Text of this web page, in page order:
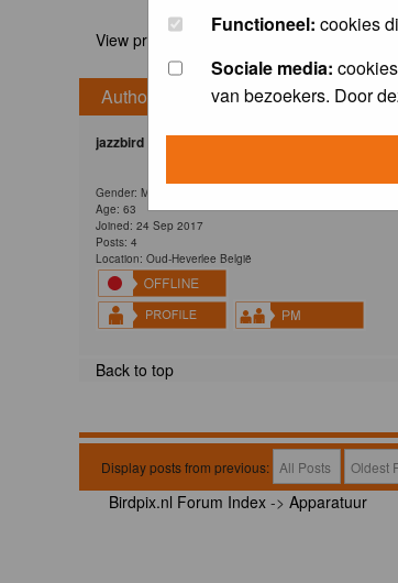
Functioneel: cookies
Sociale media:
van bezoekers. Door
View previous topic
Author
jazzbird
Gender: Male
Age: 63
Joined: 24 Sep 2017
Posts: 4
Location: Oud-Heverlee België
Back to top
Display posts from previous:
Birdpix.nl Forum Index -> Apparatuur